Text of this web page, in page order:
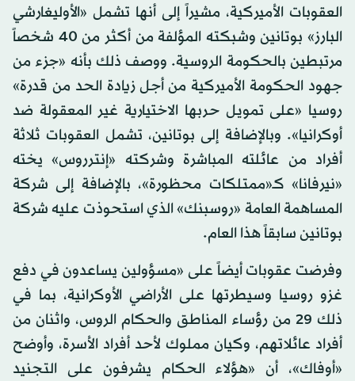
العقوبات الأميركية، مشيراً إلى أنها تشمل «الأوليغارشي
البارز» بوتانين وشبكته المؤلفة من أكثر من 40 شخصاً
مرتبطين بالحكومة الروسية. ووصف ذلك بأنه «جزء من
جهود الحكومة الأميركية من أجل زيادة الحد من قدرة»
روسيا «على تمويل حربها الاختيارية غير المعقولة ضد
أوكرانيا». وبالإضافة إلى بوتانين، تشمل العقوبات ثلاثة
أفراد من عائلته المباشرة وشركته «إنترروس» يخته
«نيرفانا» كـ«ممتلكات محظورة»، بالإضافة إلى شركة
المساهمة العامة «روسبنك» الذي استحوذت عليه شركة
بوتانين سابقاً هذا العام.
وفرضت عقوبات أيضاً على «مسؤولين يساعدون في دفع
غزو روسيا وسيطرتها على الأراضي الأوكرانية، بما في
ذلك 29 من رؤساء المناطق والحكام الروس، واثنان من
أفراد عائلاتهم، وكيان مملوك لأحد أفراد الأسرة، وأوضح
«أوفاك»، أن «هؤلاء الحكام يشرفون على التجنيد